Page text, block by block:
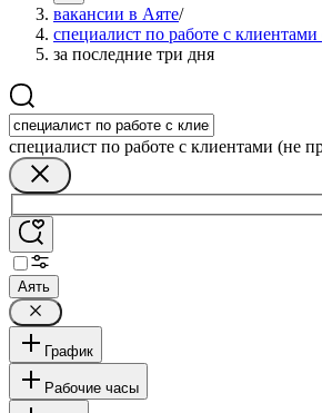
вакансии в Аяте/
специалист по работе с
за последние три дня
специалист по работе с клиентами (не
Аять
График
Рабочие часы